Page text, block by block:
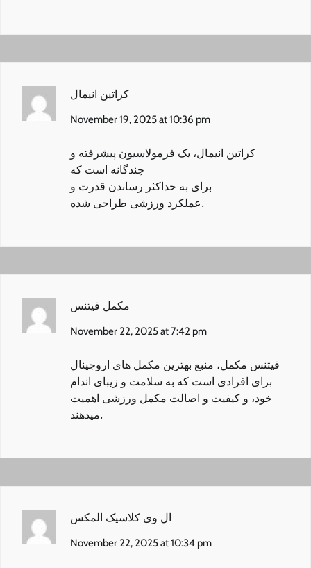
کراتین انیمال
November 19, 2025 at 10:36 pm
کراتین انیمال، یک فرمولاسیون پیشرفته و
چندگانه است که
برای به حداکثر رساندن قدرت و
عملکرد ورزشی طراحی شده.
مکمل فیتنس
November 22, 2025 at 7:42 pm
فیتنس مکمل، منبع بهترین مکمل های اروجینال
برای افرادی است که به سلامت و زیبای اندام
خود، و کیفیت و اصالت مکمل ورزشی اهمیت
میدهند.
ال وی کلاسیک المکس
November 22, 2025 at 10:34 pm